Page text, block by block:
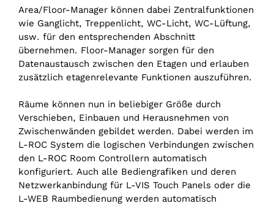
Area/Floor-Manager können dabei Zentralfunktionen
wie Ganglicht, Treppenlicht, WC-Licht, WC-Lüftung,
usw. für den entsprechenden Abschnitt
übernehmen. Floor-Manager sorgen für den
Datenaustausch zwischen den Etagen und erlauben
zusätzlich etagenrelevante Funktionen auszuführen.
Räume können nun in beliebiger Größe durch
Verschieben, Einbauen und Herausnehmen von
Zwischenwänden gebildet werden. Dabei werden im
L-ROC System die logischen Verbindungen zwischen
den L-ROC Room Controllern automatisch
konfiguriert. Auch alle Bediengrafiken und deren
Netzwerkanbindung für L-VIS Touch Panels oder die
L-WEB Raumbedienung werden automatisch